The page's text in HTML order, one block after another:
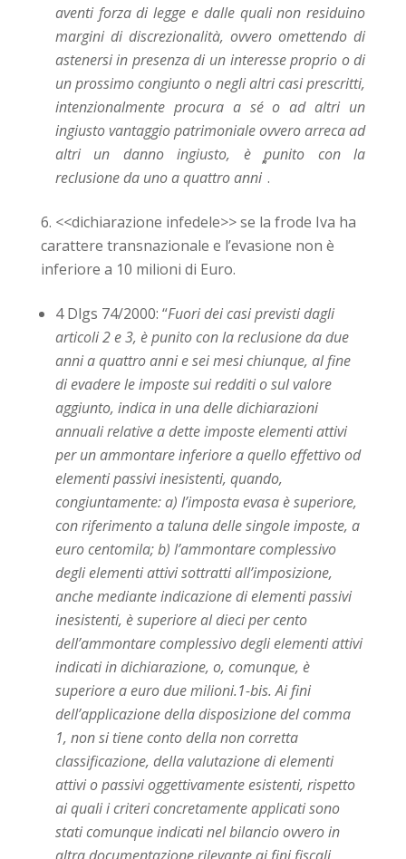
aventi forza di legge e dalle quali non residuino
margini di discrezionalità, ovvero omettendo di
astenersi in presenza di un interesse proprio o di
un prossimo congiunto o negli altri casi prescritti,
intenzionalmente procura a sé o ad altri un
ingiustovantaggio patrimonialeovvero arreca ad
altri un danno ingiusto, è punito con la
reclusioneda uno a quattro anni
”
.
<<dichiarazione infedele>>se la frode Iva ha
carattere transnazionale e l’evasione non è
inferiore a 10 milioni di Euro.
4 Dlgs 74/2000: “Fuori dei casi previsti dagli
articoli 2 e 3, è punito con la reclusione da due
anni a quattro anni e sei mesi chiunque, al fine
di evadere le imposte sui redditi o sul valore
aggiunto, indica in una delle dichiarazioni
annuali relative a dette imposte elementi attivi
per un ammontare inferiore a quello effettivo od
elementi passivi inesistenti, quando,
congiuntamente: a) l’imposta evasa è superiore,
con riferimento a taluna delle singole imposte, a
euro centomila; b) l’ammontare complessivo
degli elementi attivi sottratti all’imposizione,
anche mediante indicazione di elementi passivi
inesistenti, è superiore al dieci per cento
dell’ammontare complessivo degli elementi attivi
indicati in dichiarazione, o, comunque, è
superiore a euro due milioni.1-bis. Ai fini
dell’applicazione della disposizione del comma
1, non si tiene conto della non corretta
classificazione, della valutazione di elementi
attivi o passivi oggettivamente esistenti, rispetto
ai quali i criteri concretamente applicati sono
stati comunque indicati nel bilancio ovvero in